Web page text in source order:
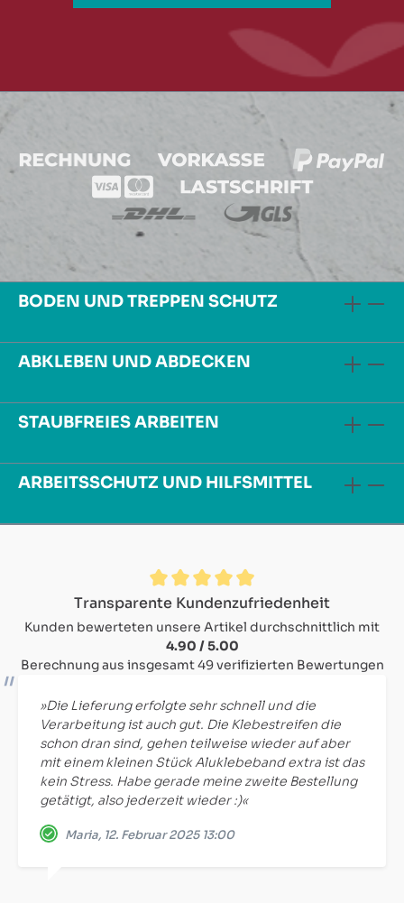
BODEN UND TREPPEN SCHUTZ
ABKLEBEN UND ABDECKEN
STAUBFREIES ARBEITEN
ARBEITSSCHUTZ UND HILFSMITTEL
Durchschnittliche Bewertung von 4.9 von 5 Sternen
Transparente Kundenzufriedenheit
Kunden bewerteten unsere Artikel durchschnittlich mit
4.90 / 5.00
Berechnung aus insgesamt 49 verifizierten Bewertungen
»Die Lieferung erfolgte sehr schnell und die
Verarbeitung ist auch gut. Die Klebestreifen die
schon dran sind, gehen teilweise wieder auf aber
mit einem kleinen Stück Aluklebeband extra ist das
kein Stress. Habe gerade meine zweite Bestellung
getätigt, also jederzeit wieder :)«
Maria, 12. Februar 2025 13:00